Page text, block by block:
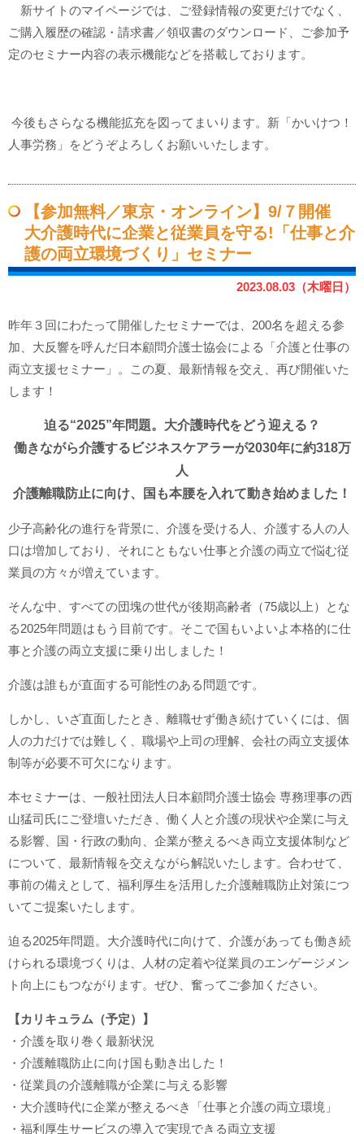
新サイトのマイページでは、ご登録情報の変更だけでなく、
ご購入履歴の確認・請求書／領収書のダウンロード、ご参加予
定のセミナー内容の表示機能などを搭載しております。
今後もさらなる機能拡充を図ってまいります。新「かいけつ！
人事労務」をどうぞよろしくお願いいたします。
【参加無料／東京・オンライン】9/７開催
大介護時代に企業と従業員を守る!「仕事と介
護の両立環境づくり」セミナー
2023.08.03（木曜日）
昨年３回にわたって開催したセミナーでは、200名を超える参
加、大反響を呼んだ日本顧問介護士協会による「介護と仕事の
両立支援セミナー」。この夏、最新情報を交え、再び開催いた
します！
迫る“2025”年問題。大介護時代をどう迎える？
働きながら介護するビジネスケアラーが2030年に約318万
人
介護離職防止に向け、国も本腰を入れて動き始めました！
少子高齢化の進行を背景に、介護を受ける人、介護する人の人
口は増加しており、それにともない仕事と介護の両立で悩む従
業員の方々が増えています。
そんな中、すべての団塊の世代が後期高齢者（75歳以上）とな
る2025年問題はもう目前です。そこで国もいよいよ本格的に仕
事と介護の両立支援に乗り出しました！
介護は誰もが直面する可能性のある問題です。
しかし、いざ直面したとき、離職せず働き続けていくには、個
人の力だけでは難しく、職場や上司の理解、会社の両立支援体
制等が必要不可欠になります。
本セミナーは、一般社団法人日本顧問介護士協会 専務理事の西
山猛司氏にご登壇いただき、働く人と介護の現状や企業に与え
る影響、国・行政の動向、企業が整えるべき両立支援体制など
について、最新情報を交えながら解説いたします。合わせて、
事前の備えとして、福利厚生を活用した介護離職防止対策につ
いてご提案いたします。
迫る2025年問題。大介護時代に向けて、介護があっても働き続
けられる環境づくりは、人材の定着や従業員のエンゲージメン
ト向上にもつながります。ぜひ、奮ってご参加ください。
【カリキュラム（予定）】
・介護を取り巻く最新状況
・介護離職防止に向け国も動き出した！
・従業員の介護離職が企業に与える影響
・大介護時代に企業が整えるべき「仕事と介護の両立環境」
・福利厚生サービスの導入で実現できる両立支援